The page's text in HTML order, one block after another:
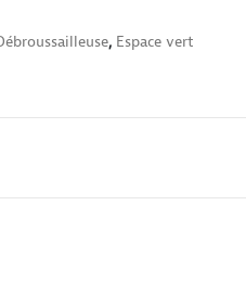
, Espace vert